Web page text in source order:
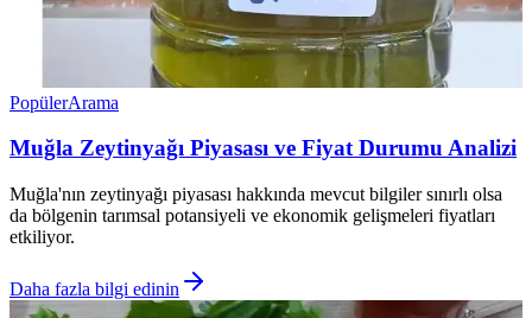
PopülerArama
Muğla Zeytinyağı Piyasası ve Fiyat Durumu Analizi
Muğla'nın zeytinyağı piyasası hakkında mevcut bilgiler sınırlı olsa
da bölgenin tarımsal potansiyeli ve ekonomik gelişmeleri fiyatları
etkiliyor.
Daha fazla bilgi edinin